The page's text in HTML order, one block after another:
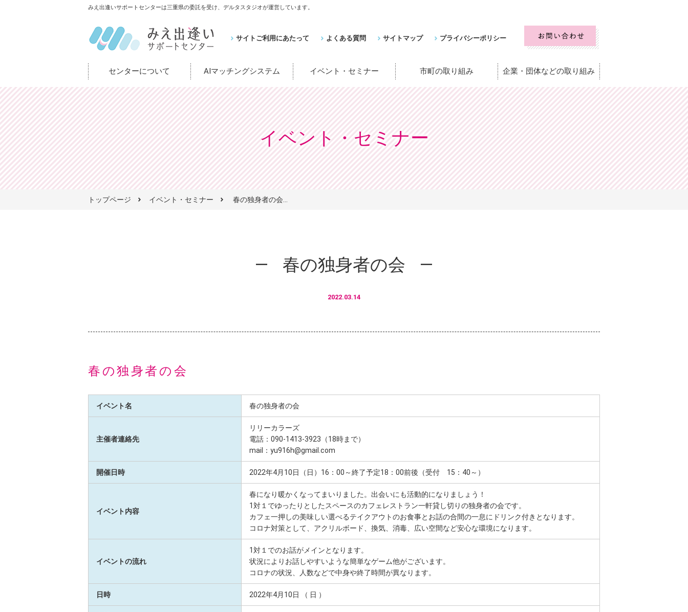
みえ出逢いサポートセンターは三重県の委託を受け、デルタスタジオが運営しています。
サイトご利用にあたって よくある質問 サイトマップ プライバシーポリシー
センターについて AIマッチングシステム イベント・セミナー 市町の取り組み 企業・団体などの取り組み
イベント・セミナー
トップページ イベント・セミナー 春の独身者の会...
春の独身者の会
2022.03.14
春の独身者の会
イベント名 春の独身者の会
主催者連絡先
リリーカラーズ
電話：090-1413-3923（18時まで）
mail：yu916h@gmail.com
開催日時 2022年4月10日（日）16：00～終了予定18：00前後（受付 15：40～）
イベント内容
春になり暖かくなってまいりました。出会いにも活動的になりましょう！
1対１でゆったりとしたスペースのカフェレストラン一軒貸し切りの独身者の会です。
カフェ一押しの美味しい選べるテイクアウトのお食事とお話の合間の一息にドリンク付きとなります。
コロナ対策として、アクリルボード、換気、消毒、広い空間など安心な環境になります。
イベントの流れ
1対１でのお話がメインとなります。
状況によりお話しやすいような簡単なゲーム他がございます。
コロナの状況、人数などで中身や終了時間が異なります。
日時 2022年4月10日 （ 日 ）